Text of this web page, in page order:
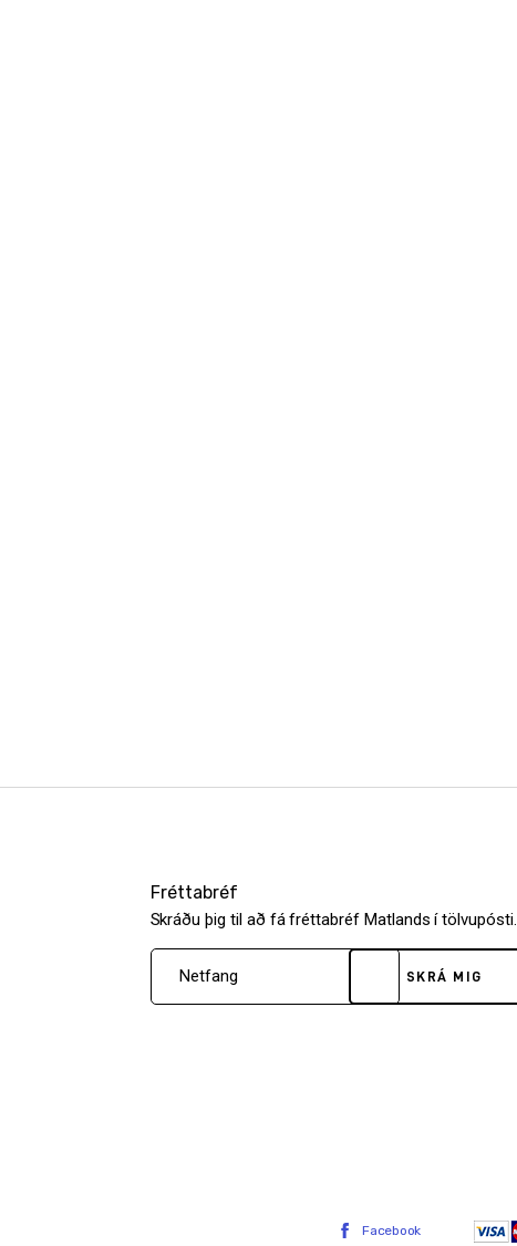
Fréttabréf
Skráðu þig til að fá fréttabréf Matlands í tölvupósti.
SKRÁ MIG
Facebook